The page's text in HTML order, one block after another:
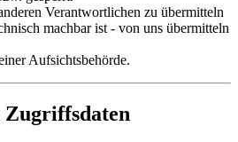
Verantwortlichen zu übermitteln
machbar ist - von uns übermitteln
Aufsichtsbehörde.
Zugriffsdaten